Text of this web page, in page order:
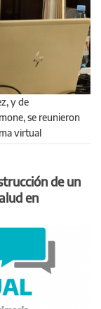
se reunieron
virtual
de un
en